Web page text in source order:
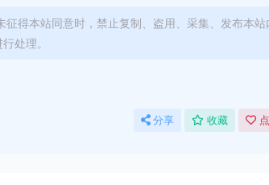
得本站同意时，禁止复制、盗用、采集、发布本站
处理。
分享 收藏